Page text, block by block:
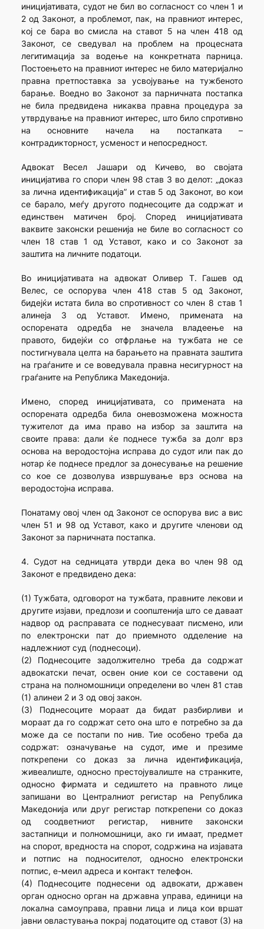
иницијативата, судот не бил во согласност со член 1 и
2 од Законот, а проблемот, пак, на правниот интерес,
кој се бара во смисла на ставот 5 на член 418 од
Законот, се сведувал на проблем на процесната
легитимација за водење на конкретната парница.
Постоењето на правниот интерес не било материјално
правна претпоставка за усвојување на тужбеното
барање. Воедно во Законот за парничната постапка
не била предвидена никаква правна процедура за
утврдување на правниот интерес, што било спротивно
на основните начела на постапката –
контрадикторност, усменост и непосредност.
Адвокат Весел Јашари од Кичево, во својата
иницијатива го спори член 98 став 3 во делот: „доказ
за лична идентификација” и став 5 од Законот, во кои
се барало, меѓу другото поднесоците да содржат и
единствен матичен број. Според иницијативата
ваквите законски решенија не биле во согласност со
член 18 став 1 од Уставот, како и со Законот за
заштита на личните податоци.
Во иницијативата на адвокат Оливер Т. Гашев од
Велес, се оспорува член 418 став 5 од Законот,
бидејќи истата била во спротивност со член 8 став 1
алинеја 3 од Уставот. Имено, примената на
оспорената одредба не значела владеење на
правото, бидејќи со отфрлање на тужбата не се
постигнувала целта на барањето на правната заштита
на граѓаните и се воведувала правна несигурност на
граѓаните на Република Македонија.
Имено, според иницијативата, со примената на
оспорената одредба била оневозможена можноста
тужителот да има право на избор за заштита на
своите права: дали ќе поднесе тужба за долг врз
основа на веродостојна исправа до судот или пак до
нотар ќе поднесе предлог за донесување на решение
со кое се дозволува извршување врз основа на
веродостојна исправа.
Понатаму овој член од Законот се оспорува вис а вис
член 51 и 98 од Уставот, како и другите членови од
Законот за парничната постапка.
4. Судот на седницата утврди дека во член 98 од
Законот е предвидено дека:
(1) Тужбата, одговорот на тужбата, правните лекови и
другите изјави, предлози и соопштенија што се даваат
надвор од расправата се поднесуваат писмено, или
по електронски пат до приемното одделение на
надлежниот суд (поднесоци).
(2) Поднесоците задолжително треба да содржат
адвокатски печат, освен оние кои се составени од
страна на полномошници определени во член 81 став
(1) алинеи 2 и 3 од овој закон.
(3) Поднесоците мораат да бидат разбирливи и
мораат да го содржат сето она што е потребно за да
може да се постапи по нив. Тие особено треба да
содржат: означување на судот, име и презиме
поткрепени со доказ за лична идентификација,
живеалиште, односно престојувалиште на странките,
односно фирмата и седиштето на правното лице
запишани во Централниот регистар на Република
Македонија или друг регистар поткрепени со доказ
од соодветниот регистар, нивните законски
застапници и полномошници, ако ги имаат, предмет
на спорот, вредноста на спорот, содржина на изјавата
и потпис на подносителот, односно електронски
потпис, е-меил адреса и контакт телефон.
(4) Поднесоците поднесени од адвокати, државен
орган односно орган на државна управа, единици на
локална самоуправа, правни лица и лица кои вршат
јавни овластувања покрај податоците од ставот (3) на